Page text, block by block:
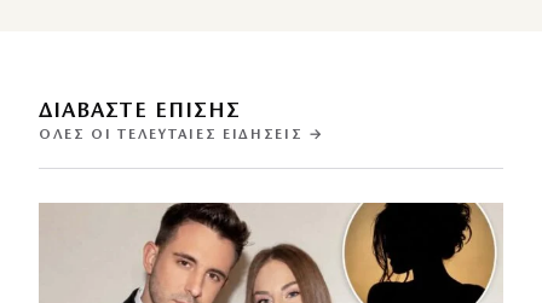
ΔΙΑΒΑΣΤΕ ΕΠΙΣΗΣ
ΌΛΕΣ ΟΙ ΤΕΛΕΥΤΑΊΕΣ ΕΙΔΉΣΕΙΣ →